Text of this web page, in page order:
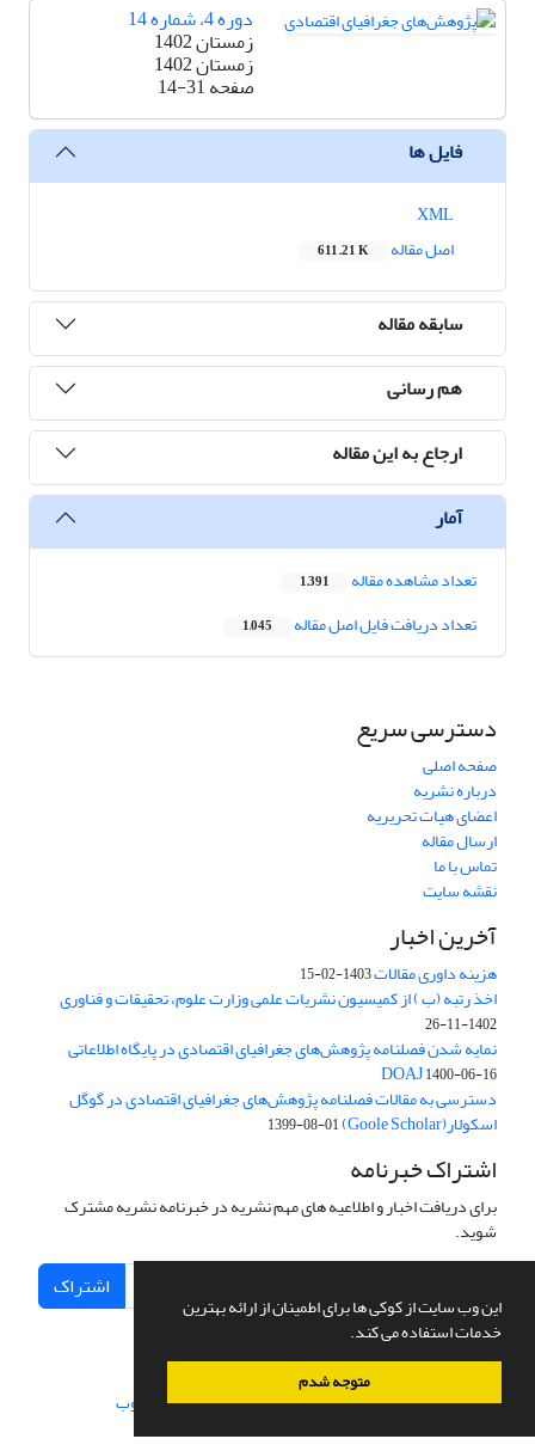
این وب سایت از کوکی ها برای اطمینان از ارائه بهترین
خدمات استفاده می کند.
متوجه شدم
دوره 4، شماره 14
زمستان 1402
زمستان 1402
صفحه14-31
فایل ها
اصل مقاله
611.21 K
سابقه مقاله
هم رسانی
ارجاع به این مقاله
آمار
تعداد مشاهده مقاله 1,391
تعداد دریافت فایل اصل مقاله 1,045
دسترسی سریع
صفحه اصلی
درباره نشریه
اعضای هیات تحریریه
ارسال مقاله
تماس با ما
نقشه سایت
آخرین اخبار
هزینه داوری مقالات1403-02-15
اخذ رتبه (ب ) از کمیسیون نشریات علمی وزارت علوم، تحقیقات و فناوری
1402-11-26
نمایه شدن فصلنامه پژوهش‌های جغرافیای اقتصادی در پایگاه اطلاعاتی
DOAJ1400-06-16
دسترسی به مقالات فصلنامه پژوهش‌های جغرافیای اقتصادی در گوگل
اسکولار(Goole Scholar) 1399-08-01
اشتراک خبرنامه
برای دریافت اخبار و اطلاعیه های مهم نشریه در خبرنامه نشریه مشترک
شوید.
اشتراک
سامانه مدیریت نشریات علمی.طراحی و پیاده سازی از سیناوب